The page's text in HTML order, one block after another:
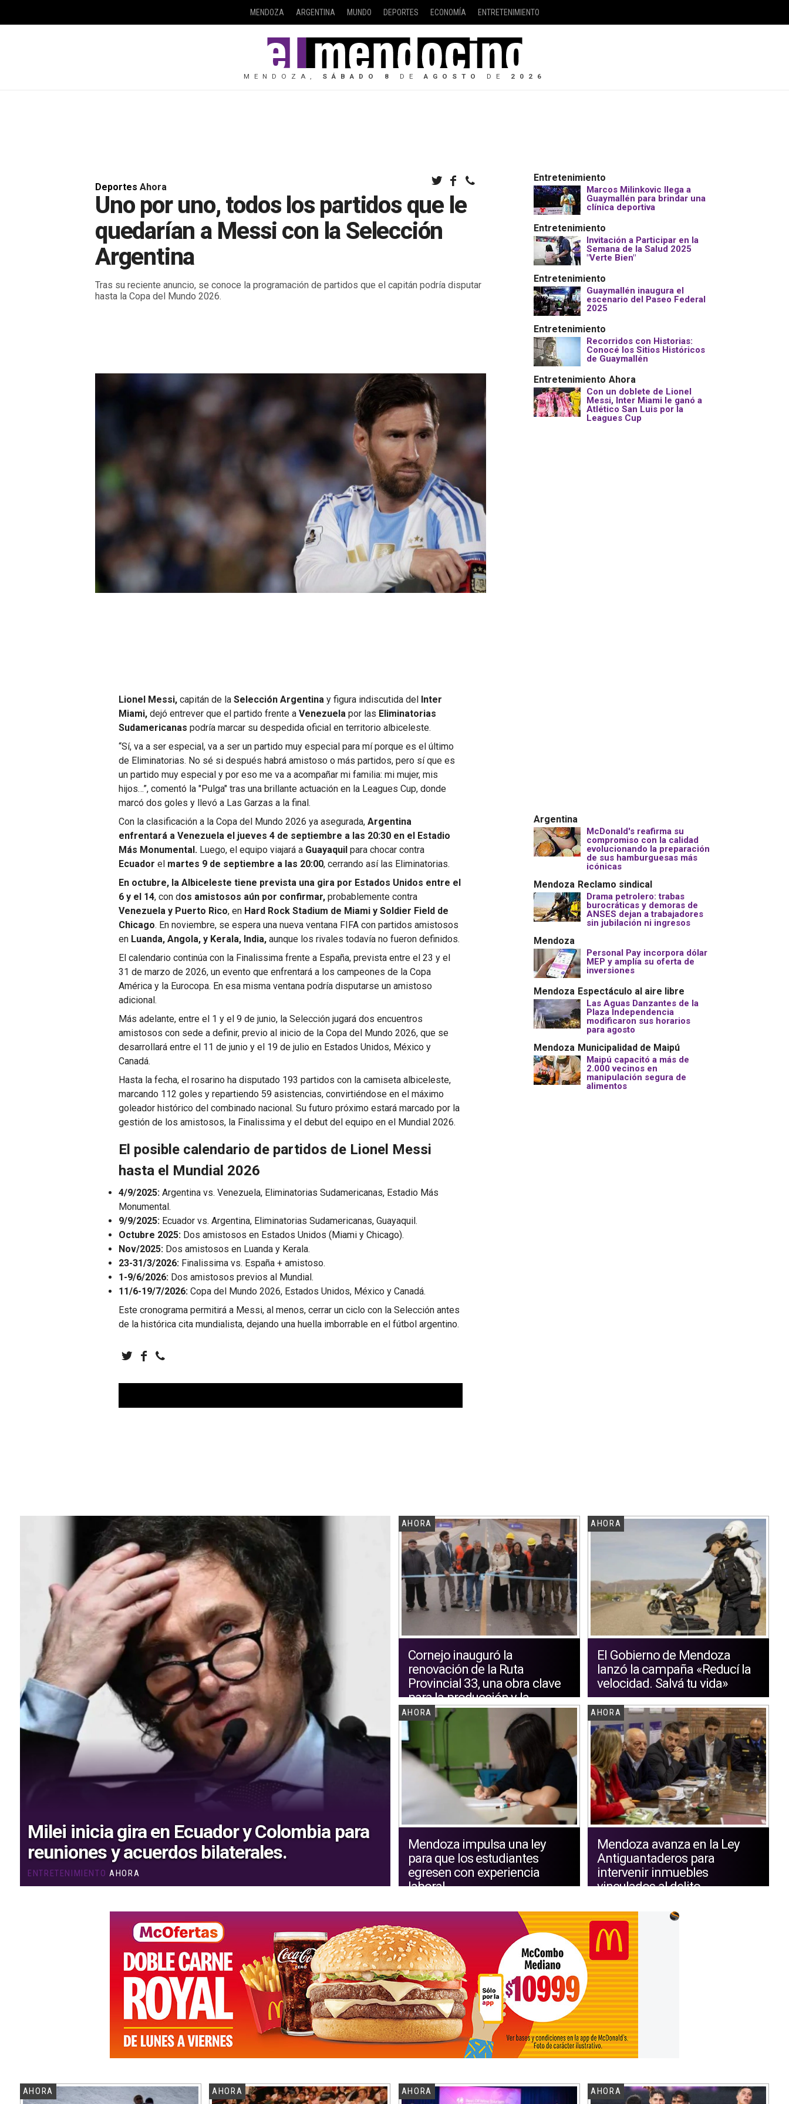
MENDOZA, SÁBADO 8 DE AGOSTO DE 2026
MENDOZA ARGENTINA MUNDO DEPORTES ECONOMÍA ENTRETENIMIENTO
Deportes Ahora
Uno por uno, todos los partidos que le
quedarían a Messi con la Selección
Argentina
Tras su reciente anuncio, se conoce la programación de partidos que el capitán podría disputar
hasta la Copa del Mundo 2026.
Lionel Messi, capitán de laSelección Argentina y figura indiscutida del Inter
Miami, dejó entrever que el partido frente aVenezuela por las Eliminatorias
Sudamericanas podría marcar su despedida oficial en territorio albiceleste.
“Sí, va a ser especial, va a ser un partido muy especial para mí porque es el último
de Eliminatorias. No sé si después habrá amistoso o más partidos, pero sí que es
un partido muy especial y por eso me va a acompañar mi familia: mi mujer, mis
hijos…”, comentó la "Pulga" tras una brillante actuación en la Leagues Cup, donde
marcó dos goles y llevó a Las Garzas a la final.
Con la clasificación a la Copa del Mundo 2026 ya asegurada,Argentina
enfrentará a Venezuela el jueves 4 de septiembre a las 20:30 en el Estadio
Más Monumental. Luego, el equipo viajará a Guayaquil para chocar contra
Ecuador el martes 9 de septiembre a las 20:00, cerrando así las Eliminatorias.
En octubre, la Albiceleste tiene prevista una gira por Estados Unidos entre el
6 y el 14, con dos amistosos aún por confirmar, probablemente contra
Venezuela y Puerto Rico, en Hard Rock Stadium de Miami y Soldier Field de
Chicago. En noviembre, se espera una nueva ventana FIFA con partidos amistosos
en Luanda, Angola, y Kerala, India, aunque los rivales todavía no fueron definidos.
El calendario continúa con la Finalissima frente a España, prevista entre el 23 y el
31 de marzo de 2026, un evento que enfrentará a los campeones de la Copa
América y la Eurocopa. En esa misma ventana podría disputarse un amistoso
adicional.
Más adelante, entre el 1 y el 9 de junio, la Selección jugará dos encuentros
amistosos con sede a definir, previo al inicio de la Copa del Mundo 2026, que se
desarrollará entre el 11 de junio y el 19 de julio en Estados Unidos, México y
Canadá.
Hasta la fecha, el rosarino ha disputado 193 partidos con la camiseta albiceleste,
marcando 112 goles y repartiendo 59 asistencias, convirtiéndose en el máximo
goleador histórico del combinado nacional. Su futuro próximo estará marcado por la
gestión de los amistosos, la Finalissima y el debut del equipo en el Mundial 2026.
El posible calendario de partidos de Lionel Messi
hasta el Mundial 2026
4/9/2025: Argentina vs. Venezuela, Eliminatorias Sudamericanas, Estadio Más
Monumental.
9/9/2025: Ecuador vs. Argentina, Eliminatorias Sudamericanas, Guayaquil.
Octubre 2025: Dos amistosos en Estados Unidos (Miami y Chicago).
Nov/2025: Dos amistosos en Luanda y Kerala.
23-31/3/2026: Finalissima vs. España + amistoso.
1-9/6/2026: Dos amistosos previos al Mundial.
11/6-19/7/2026: Copa del Mundo 2026, Estados Unidos, México y Canadá.
Este cronograma permitirá a Messi, al menos, cerrar un ciclo con la Selección antes
de la histórica cita mundialista, dejando una huella imborrable en el fútbol argentino.
Argentina
McDonald's reafirma su
compromiso con la calidad
evolucionando la preparación
de sus hamburguesas más
icónicas
Mendoza Reclamo sindical
Drama petrolero: trabas
burocráticas y demoras de
ANSES dejan a trabajadores
sin jubilación ni ingresos
Mendoza
Personal Pay incorpora dólar
MEP y amplía su oferta de
inversiones
Mendoza Espectáculo al aire libre
Las Aguas Danzantes de la
Plaza Independencia
modificaron sus horarios
para agosto
Mendoza Municipalidad de Maipú
Maipú capacitó a más de
2.000 vecinos en
manipulación segura de
alimentos
Entretenimiento
Marcos Milinkovic llega a
Guaymallén para brindar una
clínica deportiva
Entretenimiento
Invitación a Participar en la
Semana de la Salud 2025
"Verte Bien"
Entretenimiento
Guaymallén inaugura el
escenario del Paseo Federal
2025
Entretenimiento
Recorridos con Historias:
Conocé los Sitios Históricos
de Guaymallén
Entretenimiento Ahora
Con un doblete de Lionel
Messi, Inter Miami le ganó a
Atlético San Luis por la
Leagues Cup
AHORA
El Gobierno de Mendoza
lanzó la campaña «Reducí la
velocidad. Salvá tu vida»
AHORA
Cornejo inauguró la
renovación de la Ruta
Provincial 33, una obra clave
para la producción y la
logística de Mendoza
ENTRETENIMIENTO AHORA
Milei inicia gira en Ecuador y Colombia para
reuniones y acuerdos bilaterales.
AHORA
Mendoza avanza en la Ley
Antiguantaderos para
intervenir inmuebles
vinculados al delito
AHORA
Mendoza impulsa una ley
para que los estudiantes
egresen con experiencia
laboral
AHORA
AHORA
AHORA
AHORA